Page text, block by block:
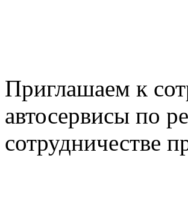
Приглашаем к
автосервисы по
сотрудничестве